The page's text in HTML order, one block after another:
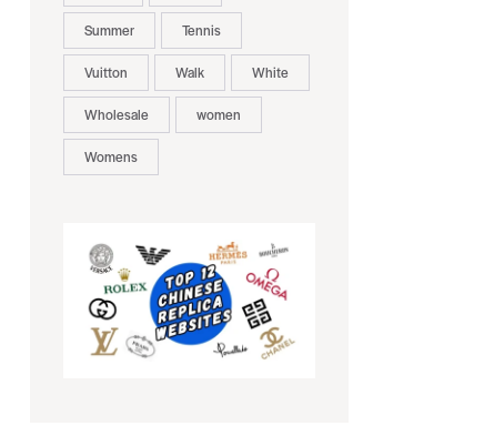
Summer Tennis
Vuitton Walk White
Wholesale women
Womens